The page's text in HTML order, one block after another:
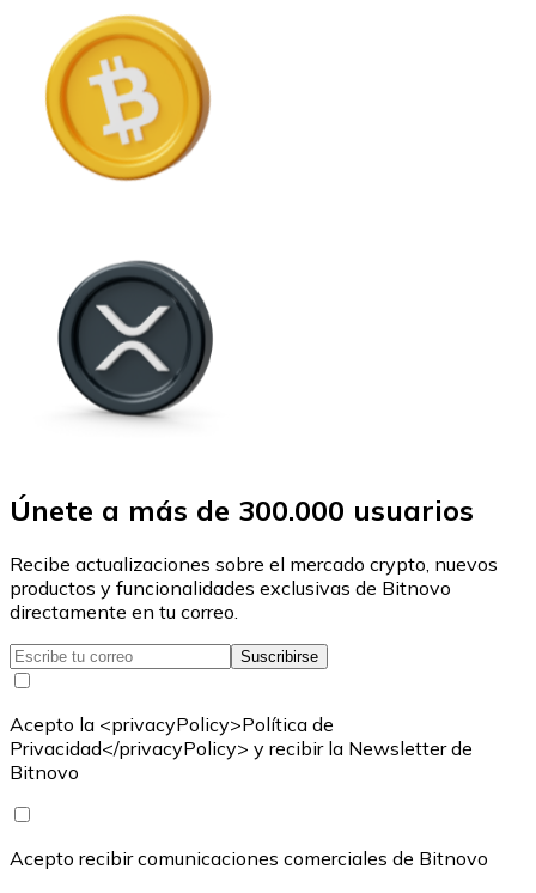
Únete a más de 300.000 usuarios
Recibe actualizaciones sobre el mercado crypto, nuevos
productos y funcionalidades exclusivas de Bitnovo
directamente en tu correo.
Suscribirse
Acepto la <privacyPolicy>Política de
Privacidad</privacyPolicy> y recibir la Newsletter de
Bitnovo
Acepto recibir comunicaciones comerciales de Bitnovo